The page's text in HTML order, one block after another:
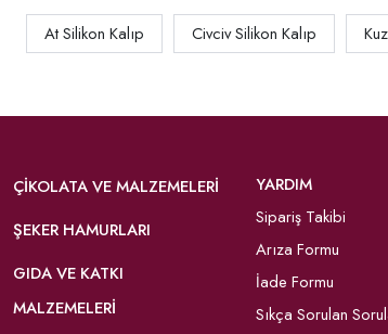
At Silikon Kalıp Civciv Silikon Kalıp
ÇIKOLATA VE MALZEMELERI
ŞEKER HAMURLARI
GIDA VE KATKI
MALZEMELERI
YARDIM
Sipariş Takibi
Arıza Formu
İade Formu
Sıkça Sorulan